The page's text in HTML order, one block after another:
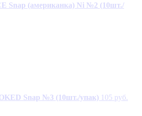
Snap (американка) Ni №2 (10шт./
Snap №3 (10шт./упак) 105 руб.